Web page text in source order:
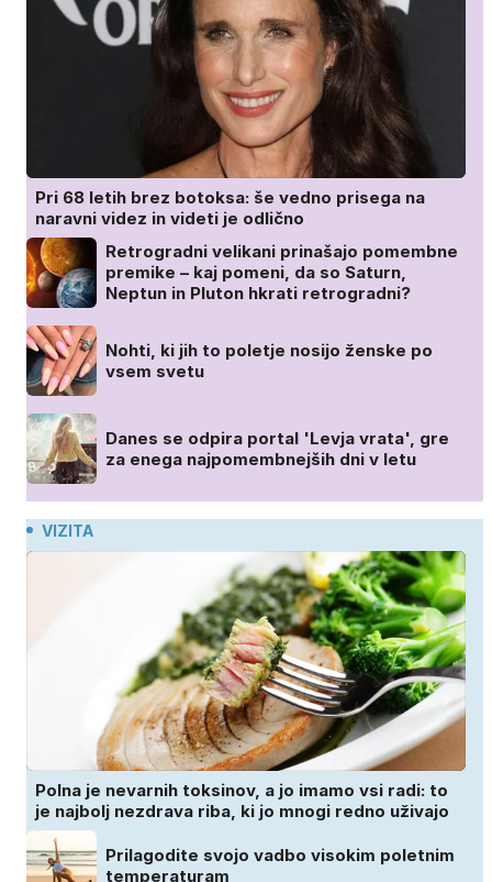
Pri 68 letih brez botoksa: še vedno prisega na
naravni videz in videti je odlično
Retrogradni velikani prinašajo pomembne
premike – kaj pomeni, da so Saturn,
Neptun in Pluton hkrati retrogradni?
Nohti, ki jih to poletje nosijo ženske po
vsem svetu
Danes se odpira portal 'Levja vrata', gre
za enega najpomembnejših dni v letu
VIZITA
Polna je nevarnih toksinov, a jo imamo vsi radi: to
je najbolj nezdrava riba, ki jo mnogi redno uživajo
Prilagodite svojo vadbo visokim poletnim
temperaturam